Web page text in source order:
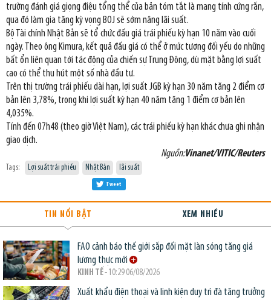
trường đánh giá giọng điệu tổng thể của bản tóm tắt là mang tính cứng rắn,
qua đó làm gia tăng kỳ vọng BOJ sẽ sớm nâng lãi suất.
Bộ Tài chính Nhật Bản sẽ tổ chức đấu giá trái phiếu kỳ hạn 10 năm vào cuối
ngày. Theo ông Kimura, kết quả đấu giá có thể ở mức tương đối yếu do những
bất ổn liên quan tới tác động của chiến sự Trung Đông, dù mặt bằng lợi suất
cao có thể thu hút một số nhà đầu tư.
Trên thị trường trái phiếu dài hạn, lợi suất JGB kỳ hạn 30 năm tăng 2 điểm cơ
bản lên 3,78%, trong khi lợi suất kỳ hạn 40 năm tăng 1 điểm cơ bản lên
4,035%.
Tính đến 07h48 (theo giờ Việt Nam), các trái phiếu kỳ hạn khác chưa ghi nhận
giao dịch.
Nguồn:Vinanet/VITIC/Reuters
Tags: Lợi suất trái phiếu Nhật Bản lãi suất
Tweet
TIN NỔI BẬT XEM NHIỀU
FAO cảnh báo thế giới sắp đối mặt làn sóng tăng giá
lương thực mới
KINH TẾ- 10:29 06/08/2026
Xuất khẩu điện thoại và linh kiện duy trì đà tăng trưởng